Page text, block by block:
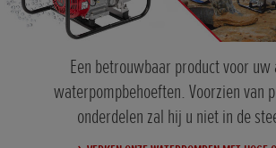
Een betrouwbaar product voor uw
waterpompbehoeften. Voorzien van
onderdelen zal hij u niet in de